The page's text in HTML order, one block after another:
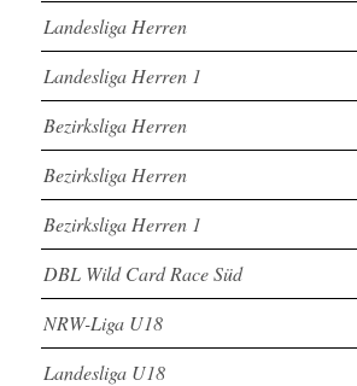
Landesliga Herren
Landesliga Herren 1
Bezirksliga Herren
Bezirksliga Herren
Bezirksliga Herren 1
DBL Wild Card Race Süd
NRW-Liga U18
Landesliga U18